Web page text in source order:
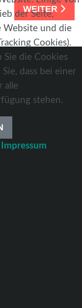
WEITER
der Seite,
Website und die
Cookies).
Sie die Cookies
dass bei einer
alle
stehen.
Impressum